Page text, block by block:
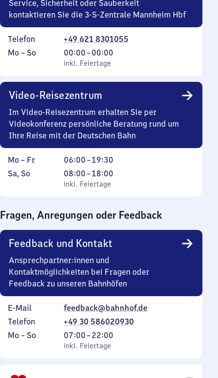
Service, Sicherheit oder Sauberkeit
kontaktieren Sie die 3-S-Zentrale Mannheim Hbf
Telefon
+49 621 8301055
Montag
Mo – So,
inkl. Feiertage
00:00–00:00
Von
0
0
Uhr
inkl. Feiertage
Video-Reisezentrum
Im Video-Reisezentrum erhalten Sie per
Videokonferenz persönliche Beratung rund um
Ihre Reise mit der Deutschen Bahn
Montag
bis
Mo – Fr 06:00–19:30
Von
6
Uhr
Uhr
30
Samstag
Sa, So,
inkl. Feiertage
08:00–18:00
Von
8
18
Uhr
inkl. Feiertage
Fragen, Anregungen oder Feedback
Feedback und Kontakt
Ansprechpartner:innen und
Kontaktmöglichkeiten bei Fragen oder
Feedback zu unseren Bahnhöfen
E-Mail
feedback@bahnhof.de
Telefon
+49 30 586020930
Montag
Mo – So,
inkl. Feiertage
07:00–22:00
Von
7
inkl. Feiertage